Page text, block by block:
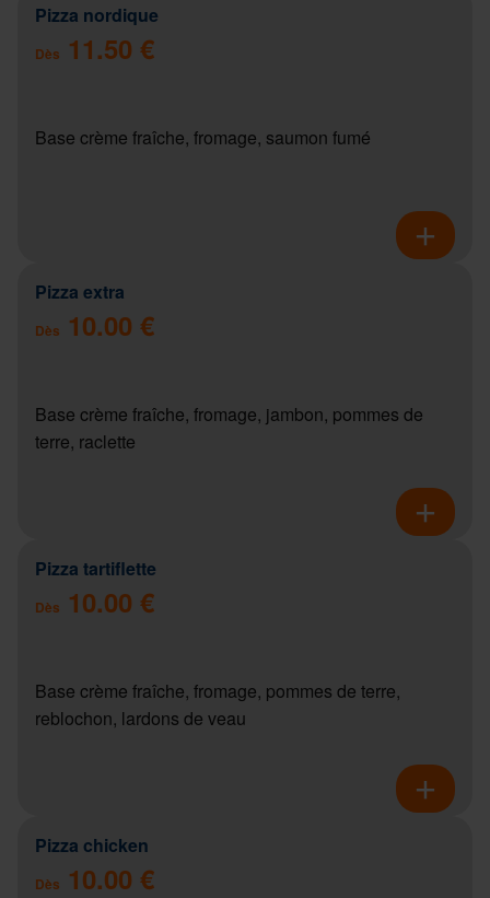
Pizza nordique
Dès 11.50 €
Base crème fraîche, fromage, saumon fumé
Pizza extra
Dès 10.00 €
Base crème fraîche, fromage, jambon, pommes de
terre, raclette
Pizza tartiflette
Dès 10.00 €
Base crème fraîche, fromage, pommes de terre,
reblochon, lardons de veau
Pizza chicken
Dès 10.00 €